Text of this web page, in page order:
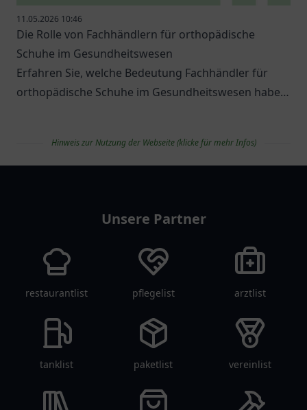
11.05.2026 10:46
Die Rolle von Fachhändlern für orthopädische
Schuhe im Gesundheitswesen
Erfahren Sie, welche Bedeutung Fachhändler für
orthopädische Schuhe im Gesundheitswesen haben
Hinweis zur Nutzung der Webseite (klicke für mehr Infos)
Unsere Partner
restaurantlist pflegelist arztlist
tanklist paketlist vereinlist